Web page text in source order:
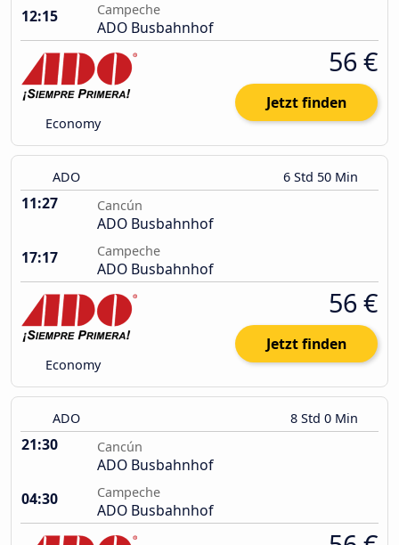
12:15
Campeche
ADO Busbahnhof
Economy
56 €
Jetzt finden
ADO 6 Std 50 Min
11:27 Cancún
ADO Busbahnhof
17:17
Campeche
ADO Busbahnhof
Economy
56 €
Jetzt finden
ADO 8 Std 0 Min
21:30 Cancún
ADO Busbahnhof
04:30
Campeche
ADO Busbahnhof